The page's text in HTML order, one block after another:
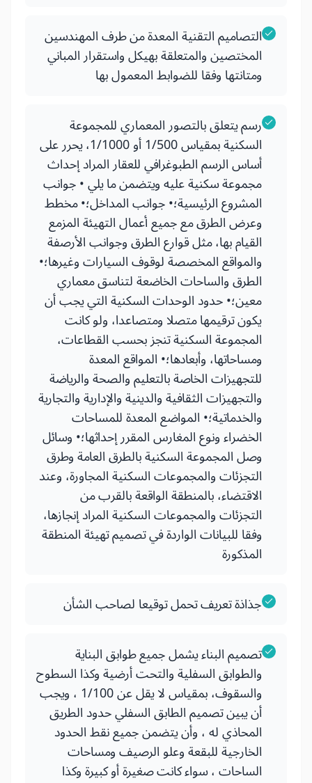
التصاميم التقنية المعدة من طرف المهندسين
المختصين والمتعلقة بهيكل واستقرار المباني
ومتانتها وفقا للضوابط المعمول بها
رسم يتعلق بالتصور المعماري للمجموعة
السكنية بمقياس 1/500 أو 1/1000، يحرر على
أساس الرسم الطبوغرافي للعقار المراد إحداث
مجموعة سكنية عليه ويتضمن ما يلي • جوانب
المشروع الرئيسية؛• جوانب المداخل؛• مخطط
وعرض الطرق مع جميع أعمال التهيئة المزمع
القيام بها، مثل قوارع الطرق وجوانب الأرصفة
والمواقع المخصصة لوقوف السيارات وغيرها؛•
الطرق والساحات الخاضعة لتناسق معماري
معين؛• حدود الوحدات السكنية التي يجب أن
يكون ترقيمها متصلا ومتصاعدا، ولو كانت
المجموعة السكنية تنجز بحسب القطاعات،
ومساحاتها، وأبعادها؛• المواقع المعدة
للتجهيزات الخاصة بالتعليم والصحة والرياضة
والتجهيزات الثقافية والدينية والإدارية والتجارية
والخدماتية؛• المواضع المعدة للمساحات
الخضراء ونوع المغارس المقرر إحداثها؛• وسائل
وصل المجموعة السكنية بالطرق العامة وطرق
التجزئات والمجموعات السكنية المجاورة، وعند
الاقتضاء، بالمنطقة الواقعة بالقرب من
التجزئات والمجموعات السكنية المراد إنجازها،
وفقا للبيانات الواردة في تصميم تهيئة المنطقة
المذكورة
جذاذة تعريف تحمل توقيعا لصاحب الشأن
تصميم البناء يشمل جميع طوابق البناية
والطوابق السفلية والتحت أرضية وكذا السطوح
والسقوف، بمقياس لا يقل عن 1/100 ، ويجب
أن يبين تصميم الطابق السفلي حدود الطريق
المحاذي له ، وأن يتضمن جميع نقط الحدود
الخارجية للبقعة وعلو الرصيف ومساحات
الساحات ، سواء كانت صغيرة أو كبيرة وكذا